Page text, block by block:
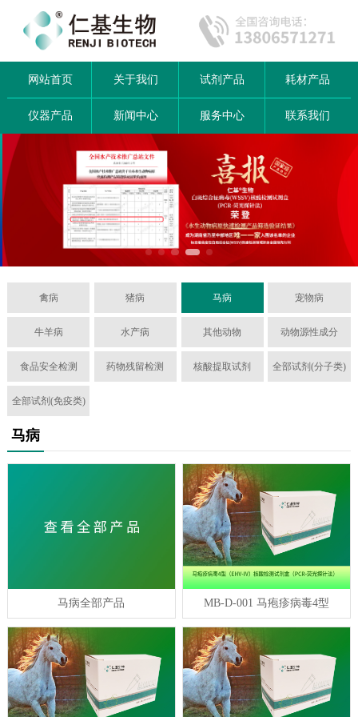
网站首页 关于我们 试剂产品 耗材产品
仪器产品 新闻中心 服务中心 联系我们
禽病 猪病 马病 宠物病
牛羊病 水产病 其他动物 动物源性成分
食品安全检测 药物残留检测 核酸提取试剂 全部试剂(分子类)
全部试剂(免疫类)
马病
马病全部产品 MB-D-001 马疱疹病毒4型